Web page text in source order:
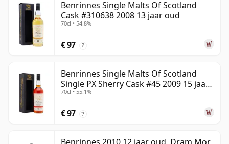
Benrinnes Single Malts Of Scotland
Cask #310638 2008 13 jaar oud
70cl • 54.8%
€ 97 ?
Benrinnes Single Malts Of Scotland
Single PX Sherry Cask #45 2009 15 jaar
oud
70cl • 55.1%
€ 97 ?